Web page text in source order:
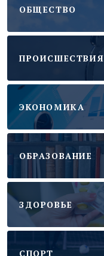
ОБЩЕСТВО
ПРОИСШЕСТВИЯ
ЭКОНОМИКА
ОБРАЗОВАНИЕ
ЗДОРОВЬЕ
CПОРТ